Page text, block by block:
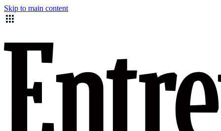
Skip to main content